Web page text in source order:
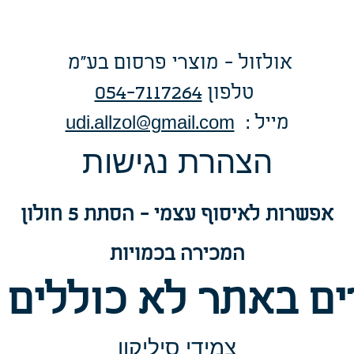
אולזול - מוצרי פרסום בע"מ
טלפון054-7117264
udi.allzol@gmail.com
: מייל
הצהרת נגישות
אפשרות לאיסוף עצמי - הסתת 5 חולון
המכירה בכמויות
באתר לא
צמידי סיליקון